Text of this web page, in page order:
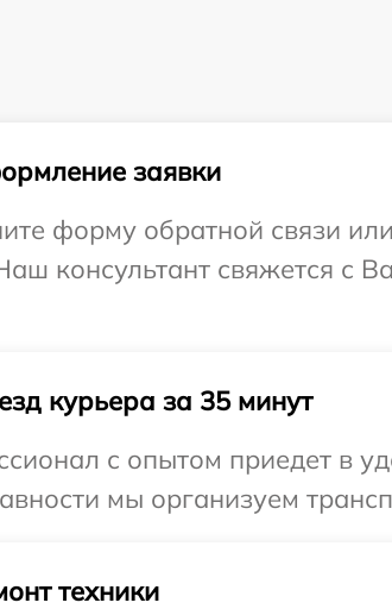
заявки
форму обратной связи
консультант свяжется с
курьера за 35 минут
с опытом приедет в
мы организуем
техники